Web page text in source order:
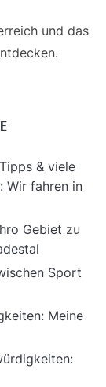
und das
& viele
Wir fahren in
Gebiet zu
Sport
Meine